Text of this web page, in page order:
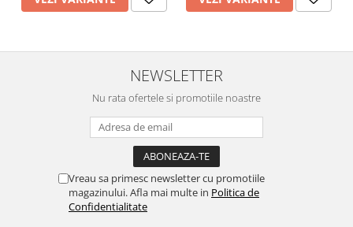
NEWSLETTER
Nu rata ofertele si promotiile noastre
Vreau sa primesc newsletter cu promotiile
magazinului. Afla mai multe in Politica de
Confidentialitate